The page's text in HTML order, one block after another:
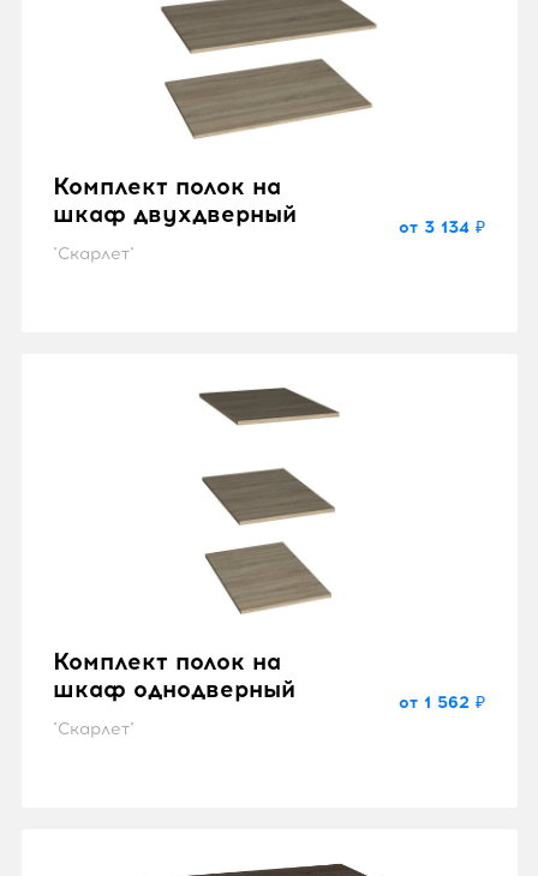
Комплект полок на
шкаф двухдверный
"Скарлет"
от 3 134 ₽
Комплект полок на
шкаф однодверный
"Скарлет"
от 1 562 ₽